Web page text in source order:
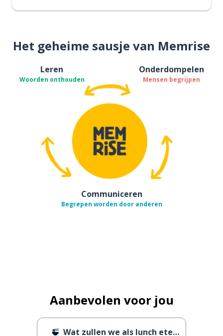
Het geheime sausje van Memrise
Leren
Woorden onthouden
Onderdompelen
Mensen begrijpen
Communiceren
Begrepen worden door anderen
Aanbevolen voor jou
Wat zullen we als lunch eten?